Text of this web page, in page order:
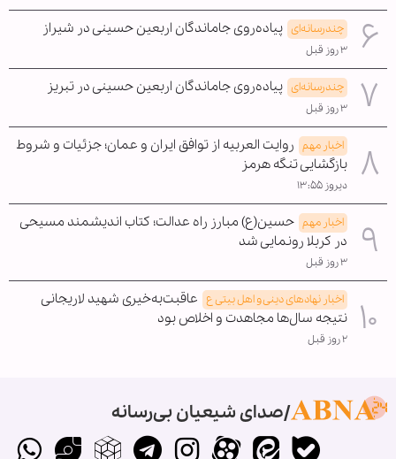
چندرسانه‌ای پیاده‌روی جاماندگان اربعین حسینی در شیراز
۳ روز قبل
چندرسانه‌ای پیاده‌روی جاماندگان اربعین حسینی در تبریز
۳ روز قبل
اخبار مهم روایت العربیه از توافق ایران و عمان؛ جزئیات و شروط
بازگشایی تنگه هرمز
دیروز ۱۳:۵۵
اخبار مهم حسین(ع) مبارز راه عدالت؛ کتاب اندیشمند مسیحی
در کربلا رونمایی شد
۳ روز قبل
اخبار نهادهای دینی و اهل بیتی ع عاقبت‌به‌خیری شهید لاریجانی
نتیجه سال‌ها مجاهدت و اخلاص بود
۲ روز قبل
صدای شیعیان بی‌رسانه